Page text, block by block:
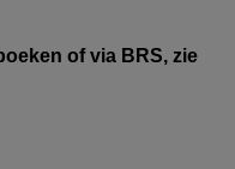
of via BRS, zie